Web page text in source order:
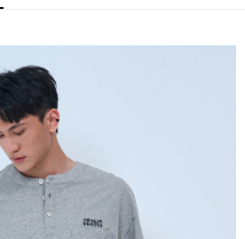
若仍有額度不足之情形，本公司將視審查結果
使用他人資訊註冊。若發現惡意使用之情形，